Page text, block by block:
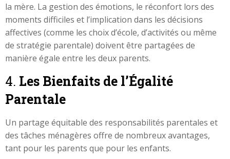
la mère. La gestion des émotions, le réconfort lors des
moments difficiles et l’implication dans les décisions
affectives (comme les choix d’école, d’activités ou même
de stratégie parentale) doivent être partagées de
manière égale entre les deux parents.
4. Les Bienfaits de l’Égalité
Parentale
Un partage équitable des responsabilités parentales et
des tâches ménagères offre de nombreux avantages,
tant pour les parents que pour les enfants.